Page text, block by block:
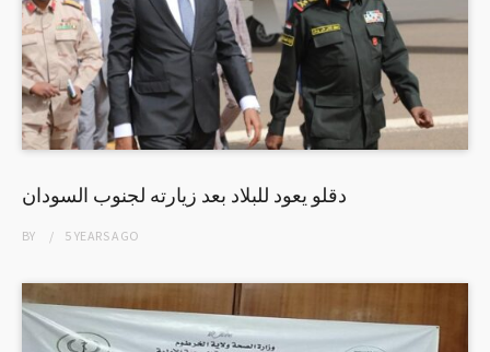
دقلو يعود للبلاد بعد زيارته لجنوب السودان
BY 5 YEARSAGO